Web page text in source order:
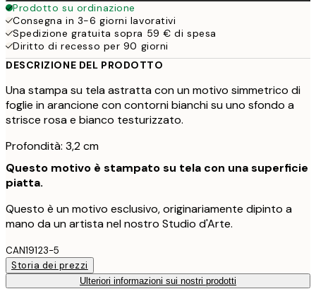
Prodotto su ordinazione
Consegna in 3-6 giorni lavorativi
Spedizione gratuita sopra 59 € di spesa
Diritto di recesso per 90 giorni
DESCRIZIONE DEL PRODOTTO
Una stampa su tela astratta con un motivo simmetrico di
foglie in arancione con contorni bianchi su uno sfondo a
strisce rosa e bianco testurizzato.
Profondità: 3,2 cm
Questo motivo è stampato su tela con una superficie
piatta.
Questo è un motivo esclusivo, originariamente dipinto a
mano da un artista nel nostro Studio d'Arte.
CAN19123-5
Storia dei prezzi
Ulteriori informazioni sui nostri prodotti